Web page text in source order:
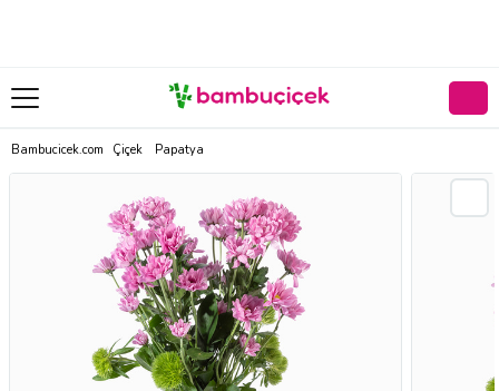
Bambucicek.com Çiçek Papatya